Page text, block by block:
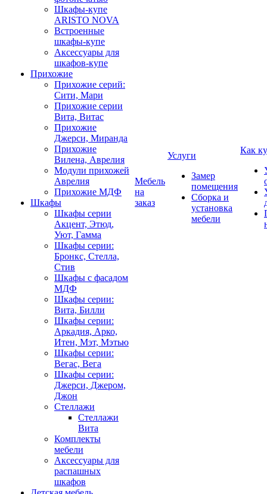
Шкафы-купе
ARISTO NOVA
Встроенные
шкафы-купе
Аксессуары для
шкафов-купе
Прихожие
Прихожие серий:
Сити, Мари
Прихожие серии
Вита, Витас
Прихожие
Джерси, Миранда
Прихожие
Вилена, Аврелия
Модули прихожей
Аврелия
Прихожие МДФ
Шкафы
Шкафы серии
Акцент, Этюд,
Уют, Гамма
Шкафы серии:
Бронкс, Стелла,
Стив
Шкафы с фасадом
МДФ
Шкафы серии:
Вита, Билли
Шкафы серии:
Аркадия, Арко,
Итен, Мэт, Мэтью
Шкафы серии:
Вегас, Вега
Шкафы серии:
Джерси, Джером,
Джон
Стеллажи
Стеллажи
Вита
Комплекты
мебели
Аксессуары для
распашных
шкафов
Мебель
на
заказ
Услуги
Замер
помещения
Сборка и
установка
мебели
Как